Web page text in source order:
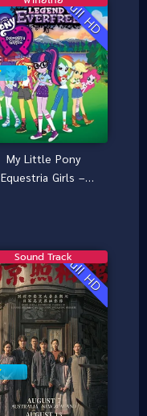
Full HD
My Little Pony
Equestria Girls –
Full HD
Sound Track